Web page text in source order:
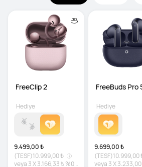
FreeClip 2
9.499,00 ₺
(TESF)10.999,00 ₺
veya 3X3.166,33 ₺%0
Hediye
FreeBuds Pro
9.699,00 ₺
(TESF)10.999,00
veya 3X
Hediye